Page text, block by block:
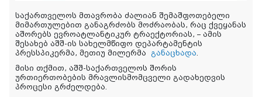
საქართველოს მთავრობა ძალიან შემაშფოთებელი
მიმართულებით განაგრძობს მოძრაობას, რაც ქვეყანას
აშორებს ევროატლანტიკურ ტრაექტორიას, – ამის
შესახებ აშშ-ის სახელმწიფო დეპარტამენტის
პრესსპიკერმა, მეთიუ მილერმა განაცხადა
მისი თქმით, აშშ-საქართველოს შორის
ურთიერთობების მრავლისმომცველი გადახედვის
პროცესი გრძელდება.